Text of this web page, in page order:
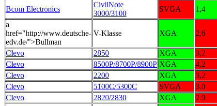
Bcom Electronics
CivilNote
3000/3100
SVGA
1,4
a
href="http://www.deutsche-
edv.de/">Bullman
V-Klasse XGA 2,6
Clevo 2850 XGA
3,2
Clevo
8500P/8700P/8900P XGA
4,2
Clevo
2200 XGA
3,2
Clevo
5100C/5300C SVGA
3.0
Clevo
2820/2830 XGA
2.9